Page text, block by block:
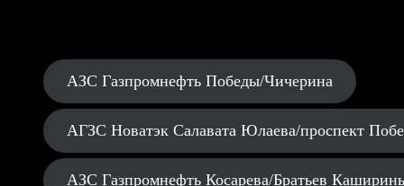
АЗС Газпромнефть Победы/Чичерина
АГЗС Новатэк Салавата Юлаева/проспект
АЗС Газпромнефть Косарева/Братьев